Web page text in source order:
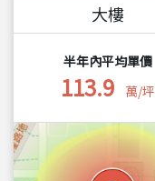
大樓
半年內平均單價
113.9 萬/坪